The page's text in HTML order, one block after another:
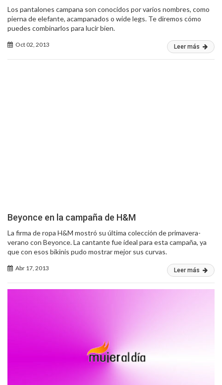
Los pantalones campana son conocidos por varios nombres, como
pierna de elefante, acampanados o wide legs. Te diremos cómo
puedes combinarlos para lucir bien.
Oct 02, 2013 Leer más
Beyonce en la campaña de H&M
La firma de ropa H&M mostró su última colección de primavera-
verano con Beyonce. La cantante fue ideal para esta campaña, ya
que con esos bikinis pudo mostrar mejor sus curvas.
Abr 17, 2013 Leer más